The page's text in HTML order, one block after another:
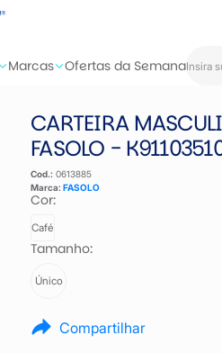
Marcas Ofertas da Semana
CARTEIRA
FASOLO -
Cod.: 0613885
Marca: FASOLO
Cor:
Café
Tamanho:
Único
Compartilhar